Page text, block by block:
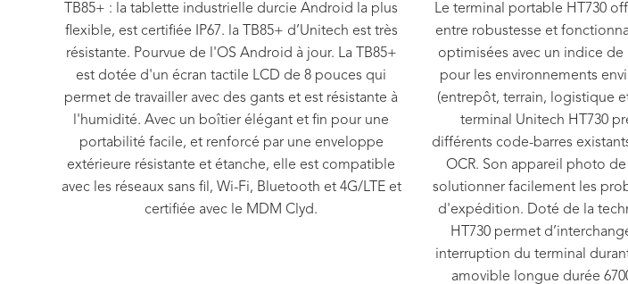
TB85+ : la tablette industrielle durcie Android la plus
flexible, est certifiée IP67. la TB85+ d’Unitech est très
résistante. Pourvue de l'OS Android à jour. La TB85+
est dotée d'un écran tactile LCD de 8 pouces qui
permet de travailler avec des gants et est résistante à
l'humidité. Avec un boîtier élégant et fin pour une
portabilité facile, et renforcé par une enveloppe
extérieure résistante et étanche, elle est compatible
avec les réseaux sans fil, Wi-Fi, Bluetooth et 4G/LTE et
certifiée avec le MDM Clyd.
Le terminal portable HT730
entre robustesse et
optimisées avec un indice de
pour les environnements
(entrepôt, terrain, logistique
terminal Unitech HT730
différents code-barres
OCR. Son appareil photo
solutionner facilement les
d'expédition. Doté de la
HT730 permet
interruption du terminal
amovible longue durée